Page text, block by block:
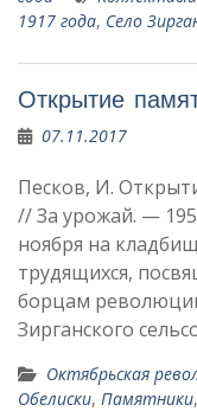
1917 года, Село
Открытие
07.11.2017
Песков, И.
// За урожай. —
ноября на
трудя­щихся,
борцам
Зирганского
Октябрьская
Обелиски, Памятники,